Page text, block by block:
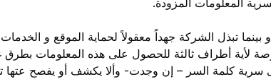
تبذل الشركة جهداً معقولاً لحماية الموقع و
لأية أطراف ثالثة للحصول على هذه المعلومات بطرق
سرية كلمة السر – إن وجدت- وألا يكشف أو يفصح